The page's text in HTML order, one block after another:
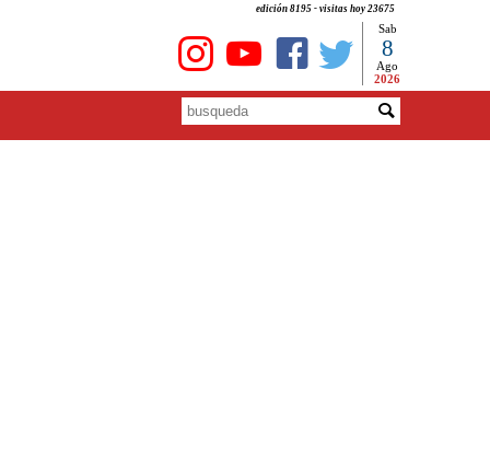
edición 8195 - visitas hoy 23675
Sab
8
Ago
2026